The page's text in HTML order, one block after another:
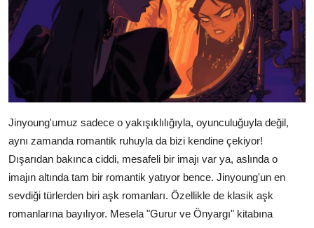
Jinyoung'umuz sadece o yakışıklılığıyla, oyunculuğuyla değil,
aynı zamanda romantik ruhuyla da bizi kendine çekiyor!
Dışarıdan bakınca ciddi, mesafeli bir imajı var ya, aslında o
imajın altında tam bir romantik yatıyor bence. Jinyoung'un en
sevdiği türlerden biri aşk romanları. Özellikle de klasik aşk
romanlarına bayılıyor. Mesela "Gurur ve Önyargı" kitabına